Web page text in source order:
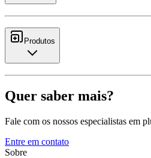
Produtos
Quer saber mais?
Fale com os nossos especialistas em
Entre em contato
Sobre